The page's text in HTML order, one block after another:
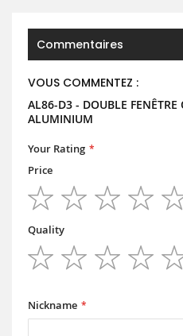
Commentaires
VOUS COMMENTEZ :
AL86-D3 - DOUBLE FENÊTRE
ALUMINIUM
Your Rating
Price
star
stars
stars
stars
stars
Quality
Nickname